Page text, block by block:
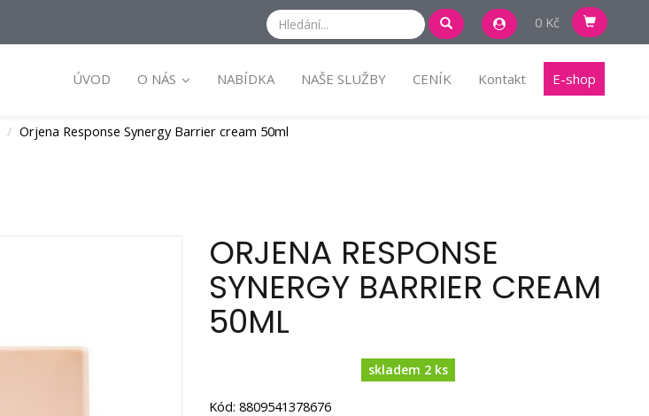
0 Kč
ÚVOD O NÁS NABÍDKA NAŠE SLUŽBY CENÍK Kontakt E-shop
Orjena Response Synergy Barrier cream 50ml
ORJENA RESPONSE
SYNERGY BARRIER CREAM
50ML
skladem 2 ks
Kód: 8809541378676